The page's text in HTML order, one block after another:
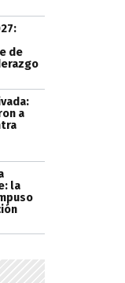
de
a
la